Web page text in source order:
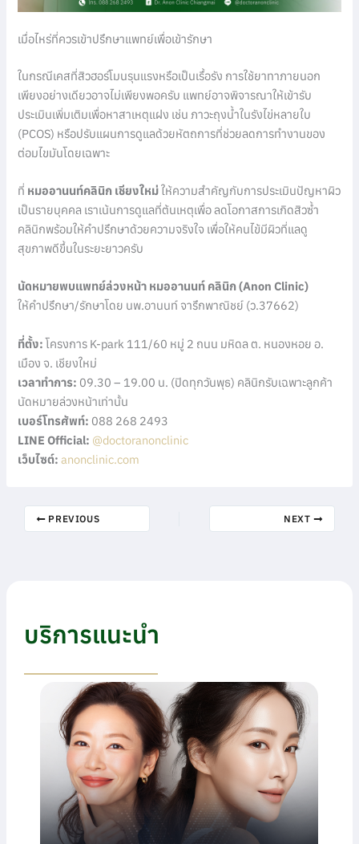
เมื่อไหร่ที่ควรเข้าปรึกษาแพทย์เพื่อเข้ารักษา
ในกรณีเคสที่สิวฮอร์โมนรุนแรงหรือเป็นเรื้อรัง การใช้ยาทาภายนอก
เพียงอย่างเดียวอาจไม่เพียงพอครับ แพทย์อาจพิจารณาให้เข้ารับ
ประเมินเพิ่มเติมเพื่อหาสาเหตุแฝง เช่น ภาวะถุงน้ำในรังไข่หลายใบ
(PCOS) หรือปรับแผนการดูแลด้วยหัตถการที่ช่วยลดการทำงานของ
ต่อมไขมันโดยเฉพาะ
ที่ หมออานนท์คลินิก เชียงใหม่ให้ความสำคัญกับการประเมินปัญหาผิว
เป็นรายบุคคล เราเน้นการดูแลที่ต้นเหตุเพื่อ ลดโอกาสการเกิดสิวซ้ำ
คลินิกพร้อมให้คำปรึกษาด้วยความจริงใจ เพื่อให้คนไข้มีผิวที่แลดู
สุขภาพดีขึ้นในระยะยาวครับ
นัดหมายพบแพทย์ล่วงหน้า หมออานนท์ คลินิก (Anon Clinic)
ให้คำปรึกษา/รักษาโดย นพ.อานนท์ จารึกพาณิชย์ (ว.37662)
ที่ตั้ง:โครงการ K-park 111/60 หมู่ 2 ถนน มหิดล ต. หนองหอย อ.
เมือง จ. เชียงใหม่
เวลาทำการ: 09.30 – 19.00 น. (ปิดทุกวันพุธ) คลินิกรับเฉพาะลูกค้า
นัดหมายล่วงหน้าเท่านั้น
เบอร์โทรศัพท์: 088 268 2493
LINE Official: @doctoranonclinic
เว็บไซต์:anonclinic.com
PREVIOUS NEXT
บริการแนะนำ